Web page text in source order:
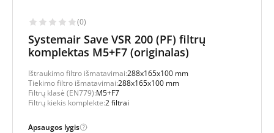
(0)
Systemair Save VSR 200 (PF) filtrų
komplektas M5+F7 (originalas)
Ištraukimo filtro išmatavimai:288x165x100 mm
Tiekimo filtro išmatavimai:288x165x100 mm
Filtrų klasė (EN779):M5+F7
Filtrų kiekis komplekte:2 filtrai
Apsaugos lygis